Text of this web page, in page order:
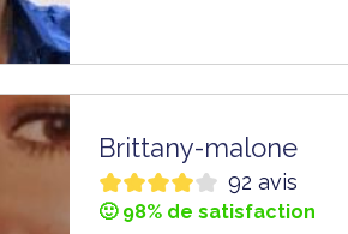
Brittany-malone
92 avis
🙂 98% de satisfaction